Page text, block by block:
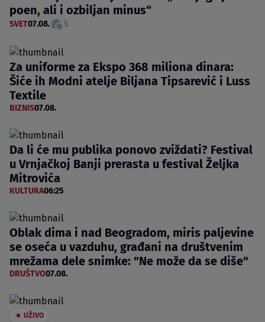
poen, ali i ozbiljan minus“
SVET07.08. 5
Za uniforme za Ekspo 368 miliona dinara:
Šiće ih Modni atelje Biljana Tipsarević i Luss
Textile
BIZNIS07.08.
Da li će mu publika ponovo zviždati? Festival
u Vrnjačkoj Banji prerasta u festival Željka
Mitrovića
KULTURA06:25
Oblak dima i nad Beogradom, miris paljevine
se oseća u vazduhu, građani na društvenim
mrežama dele snimke: "Ne može da se diše"
DRUŠTVO07.08.
UŽIVO